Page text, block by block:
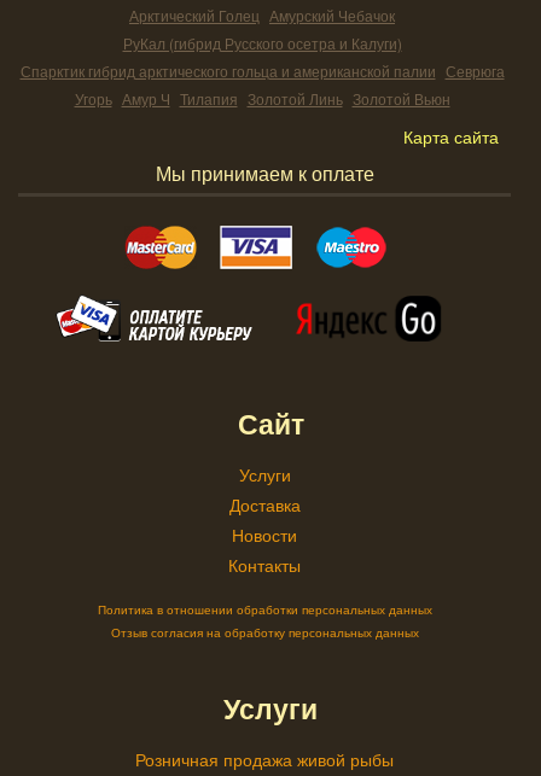
Арктический Голец Амурский Чебачок
РуКал (гибрид Русского осетра и Калуги)
Спарктик гибрид арктического гольца и американской палии Севрюга
Угорь Амур Ч Тилапия Золотой Линь Золотой Вьюн
Карта сайта
Мы принимаем к оплате
Сайт
Услуги
Доставка
Новости
Контакты
Политика в отношении обработки персональных данных
Отзыв согласия на обработку персональных данных
Услуги
Розничная продажа живой рыбы